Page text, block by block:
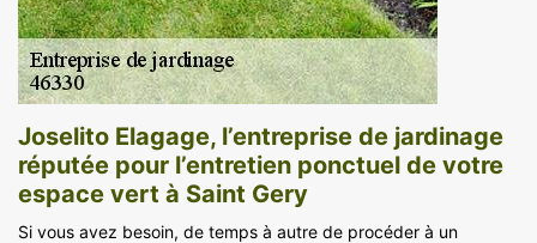
Joselito Elagage, l’entreprise de jardinage
réputée pour l’entretien ponctuel de votre
espace vert à Saint Gery
Si vous avez besoin, de temps à autre de procéder à un